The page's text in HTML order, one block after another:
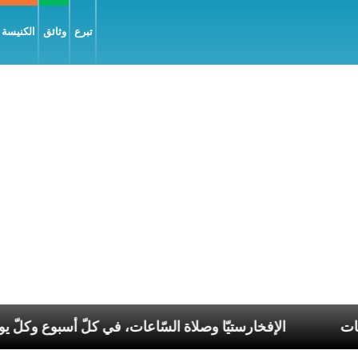
وثائق تبرع
الإفخارستيّا وصلاة السّاعات، في عصر الانقسامات